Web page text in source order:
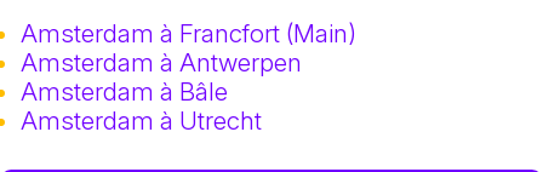
Amsterdam à Francfort (Main)
Amsterdam à Antwerpen
Amsterdam à Bâle
Amsterdam à Utrecht